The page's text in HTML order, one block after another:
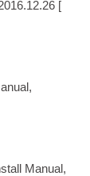
[
Manual,